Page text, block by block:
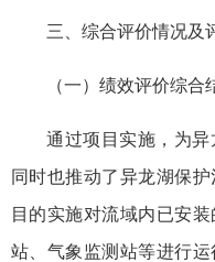
三、综合评价情况及
（一）绩效评价综合
通过项目实施，为异
同时也推动了异龙湖保
目的实施对流域内已安
站、气象监测站等进行